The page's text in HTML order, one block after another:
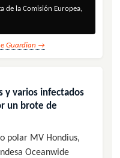
de la Comisión Europea,
Guardian →
y varios infectados
un brote de
polar MV Hondius,
Oceanwide